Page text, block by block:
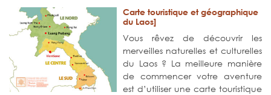
Carte touristique et géographique
du Laos]
Vous rêvez de découvrir les
merveilles naturelles et culturelles
du Laos ? La meilleure manière
de commencer votre aventure
est d’utiliser une carte touristique